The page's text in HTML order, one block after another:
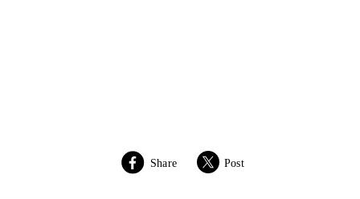
Share Post